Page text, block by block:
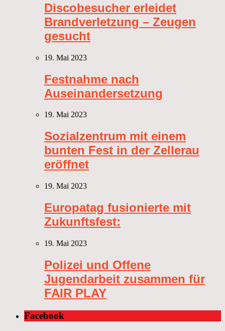
Discobesucher erleidet
Brandverletzung – Zeugen
gesucht
19. Mai 2023
Festnahme nach
Auseinandersetzung
19. Mai 2023
Sozialzentrum mit einem
bunten Fest in der Zellerau
eröffnet
19. Mai 2023
Europatag fusionierte mit
Zukunftsfest:
19. Mai 2023
Polizei und Offene
Jugendarbeit zusammen für
FAIR PLAY
Facebook